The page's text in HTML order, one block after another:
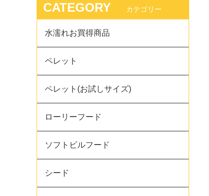
CATEGORY カテゴリー
水濡れお買得商品
ペレット
ペレット(お試しサイズ)
ローリーフード
ソフトビルフード
シード